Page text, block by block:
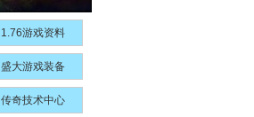
1.76游戏资料
盛大游戏装备
传奇技术中心